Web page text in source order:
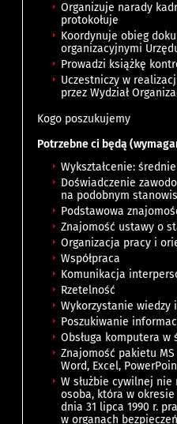
Organizuje narady
protokołuje
Koordynuje obieg
organizacyjnymi
Prowadzi książkę
Uczestniczy w
przez Wydział
Kogo poszukujemy
Potrzebne ci będą
Wykształcenie: średnie
Doświadczenie
na podobnym
Podstawowa
Znajomość ustawy o
Organizacja pracy i
Współpraca
Komunikacja
Rzetelność
Wykorzystanie wiedzy
Poszukiwanie
Obsługa komputera w
Znajomość pakietu
Word, Excel,
W służbie cywilnej
osoba, która w
dnia 31 lipca 1990 r.
w organach